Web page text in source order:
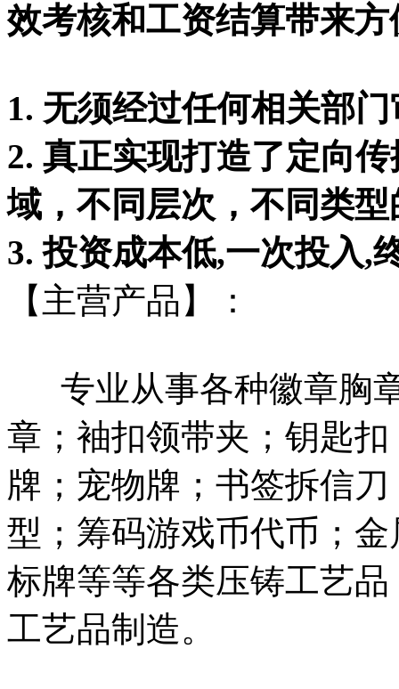
效考核和工资结算带来方
1. 无须经过任何相关部
2. 真正实现打造了定向
域，不同层次，不同类
3. 投资成本低,一次投入,
【主营产品】：
专业从事各种徽章胸
章；袖扣领带夹；钥匙
牌；宠物牌；书签拆信
型；筹码游戏币代币；
标牌等等各类压铸工艺
工艺品制造。